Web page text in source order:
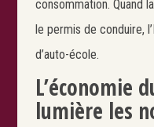
consommation. Quand
le permis de conduire,
d’auto-école.
L’économie
lumière les